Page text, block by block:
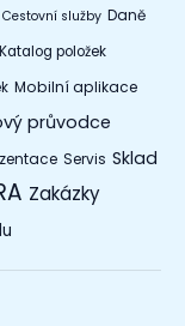
Cestovní služby Daně
Katalog položek
Mobilní aplikace
průvodce
Servis Sklad
Zakázky